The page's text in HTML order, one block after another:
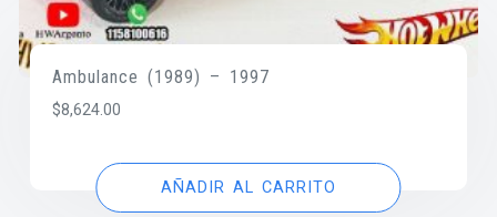
Ambulance (1989) – 1997
$8,624.00
AÑADIR AL CARRITO